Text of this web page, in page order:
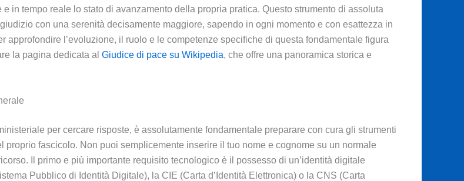
in tempo reale lo stato di avanzamento della propria pratica. Questo strumento di assoluta
con una serenità decisamente maggiore, sapendo in ogni momento e con esattezza in
l’evoluzione, il ruolo e le competenze specifiche di questa fondamentale figura
la pagina dedicata al Giudice di pace su Wikipedia, che offre una panoramica storica e
per cercare risposte, è assolutamente fondamentale preparare con cura gli strumenti
proprio fascicolo. Non puoi semplicemente inserire il tuo nome e cognome su un normale
Il primo e più importante requisito tecnologico è il possesso di un’identità digitale
Pubblico di Identità Digitale), la CIE (Carta d’Identità Elettronica) o la CNS (Carta